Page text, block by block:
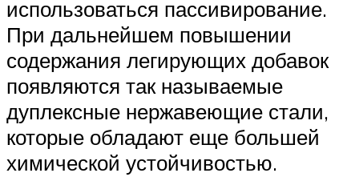
использоваться пассивирование.
При дальнейшем повышении
содержания легирующих добавок
появляются так называемые
дуплексные нержавеющие стали,
которые обладают еще большей
химической устойчивостью.